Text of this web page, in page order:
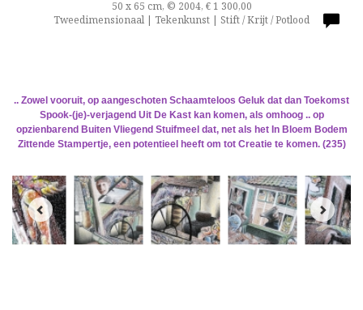
50 x 65 cm, © 2004, € 1 300,00
Tweedimensionaal | Tekenkunst | Stift / Krijt / Potlood
.. Zowel vooruit, op aangeschoten Schaamteloos Geluk dat dan Toekomst
Spook-(je)-verjagend Uit De Kast kan komen, als omhoog .. op
opzienbarend Buiten Vliegend Stuifmeel dat, net als het In Bloem Bodem
Zittende Stampertje, een potentieel heeft om tot Creatie te komen. (235)